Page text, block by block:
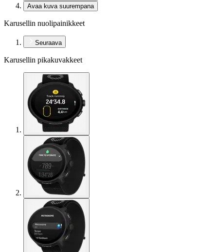
Avaa kuva suurempana
Karusellin nuolipainikkeet
Seuraava
Karusellin pikakuvakkeet